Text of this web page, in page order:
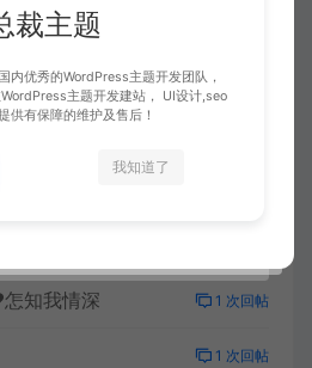
# 生而为人
知我情深 1 次回帖
1 次回帖
裁主题
内优秀的WordPress主题开发团队，
主题开发建站， UI设计,seo
供有保障的维护及售后！
我知道了